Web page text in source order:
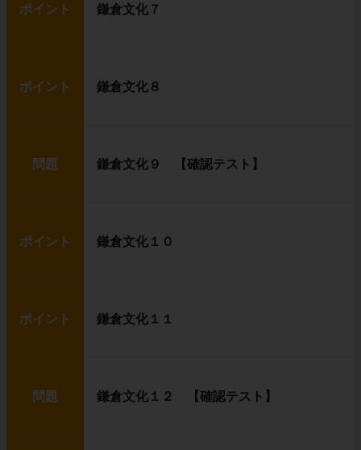
ポイント 鎌倉文化７
ポイント 鎌倉文化８
問題 鎌倉文化９ 【確認テスト】
ポイント 鎌倉文化１０
ポイント 鎌倉文化１１
問題 鎌倉文化１２ 【確認テスト】